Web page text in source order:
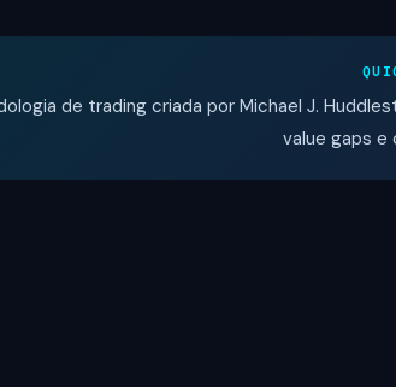
de trading criada por Michael J.
value gaps e